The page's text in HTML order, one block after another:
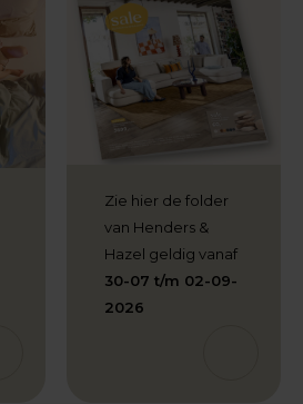
Zie hier de folder
van Henders &
Hazel geldig vanaf
30-07 t/m 02-09-
2026